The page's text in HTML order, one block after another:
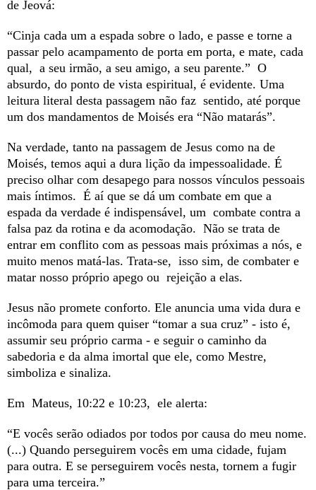
de Jeová:
“Cinja cada um a espada sobre o lado, e passe e torne a
passar pelo acampamento de porta em porta, e mate, cada
qual, a seu irmão, a seu amigo, a seu parente.” O
absurdo, do ponto de vista espiritual, é evidente. Uma
leitura literal desta passagem não faz sentido, até porque
um dos mandamentos de Moisés era “Não matarás”.
Na verdade, tanto na passagem de Jesus como na de
Moisés, temos aqui a dura lição da impessoalidade. É
preciso olhar com desapego para nossos vínculos pessoais
mais íntimos. É aí que se dá um combate em que a
espada da verdade é indispensável, um combate contra a
falsa paz da rotina e da acomodação. Não se trata de
entrar em conflito com as pessoas mais próximas a nós, e
muito menos matá-las. Trata-se, isso sim, de combater e
matar nosso próprio apego ou rejeição a elas.
Jesus não promete conforto. Ele anuncia uma vida dura e
incômoda para quem quiser “tomar a sua cruz” - isto é,
assumir seu próprio carma - e seguir o caminho da
sabedoria e da alma imortal que ele, como Mestre,
simboliza e sinaliza.
Em Mateus, 10:22 e 10:23, ele alerta:
“E vocês serão odiados por todos por causa do meu nome.
(...) Quando perseguirem vocês em uma cidade, fujam
para outra. E se perseguirem vocês nesta, tornem a fugir
para uma terceira.”